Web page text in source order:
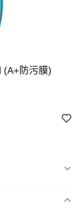
(A+防污膜)